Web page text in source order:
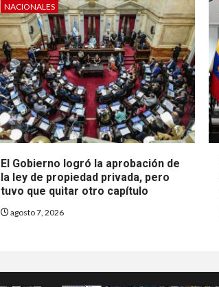
NACIONALES
El Gobierno logró la aprobación de
la ley de propiedad privada, pero
tuvo que quitar otro capítulo
agosto 7, 2026